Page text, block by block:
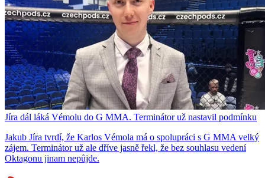
Jíra dál láká Vémolu do G MMA. Terminátor už nastavil podmínku
Jakub Jíra tvrdí, že Karlos Vémola má o spolupráci s G MMA velký
zájem. Terminátor už ale dříve jasně řekl, že bez souhlasu vedení
Oktagonu jinam nepůjde.